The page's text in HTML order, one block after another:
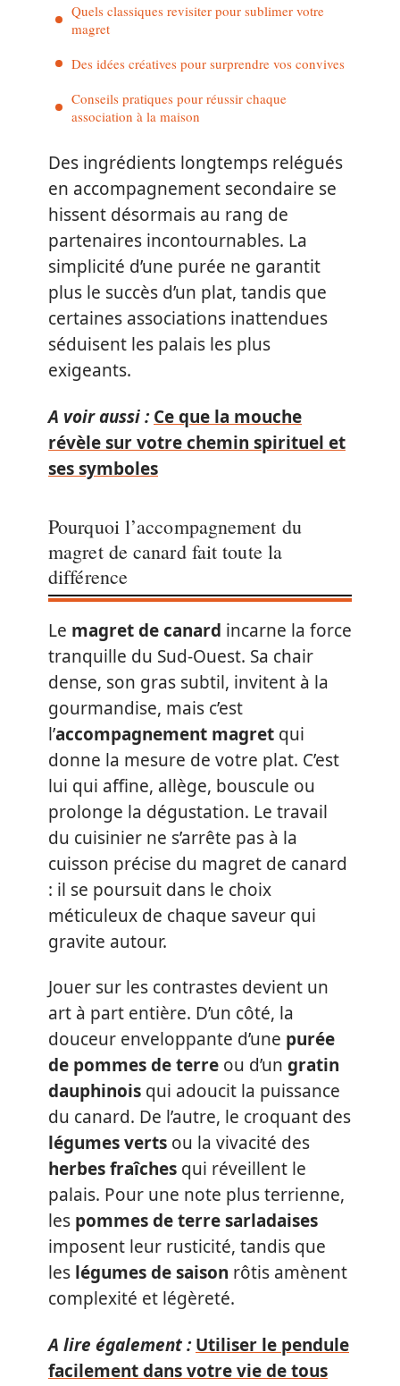
Quels classiques revisiter pour sublimer votre
magret
Des idées créatives pour surprendre vos convives
Conseils pratiques pour réussir chaque
association à la maison
Des ingrédients longtemps relégués
en accompagnement secondaire se
hissent désormais au rang de
partenaires incontournables. La
simplicité d’une purée ne garantit
plus le succès d’un plat, tandis que
certaines associations inattendues
séduisent les palais les plus
exigeants.
A voir aussi : Ce que la mouche
révèle sur votre chemin spirituel et
ses symboles
Pourquoi l’accompagnement du
magret de canard fait toute la
différence
Le magret de canard incarne la force
tranquille du Sud-Ouest. Sa chair
dense, son gras subtil, invitent à la
gourmandise, mais c’est
l’accompagnement magret qui
donne la mesure de votre plat. C’est
lui qui affine, allège, bouscule ou
prolonge la dégustation. Le travail
du cuisinier ne s’arrête pas à la
cuisson précise du magret de canard
: il se poursuit dans le choix
méticuleux de chaque saveur qui
gravite autour.
Jouer sur les contrastes devient un
art à part entière. D’un côté, la
douceur enveloppante d’une purée
de pommes de terre ou d’un gratin
dauphinois qui adoucit la puissance
du canard. De l’autre, le croquant des
légumes verts ou la vivacité des
herbes fraîches qui réveillent le
palais. Pour une note plus terrienne,
les pommes de terre sarladaises
imposent leur rusticité, tandis que
les légumes de saison rôtis amènent
complexité et légèreté.
A lire également : Utiliser le pendule
facilement dans votre vie de tous